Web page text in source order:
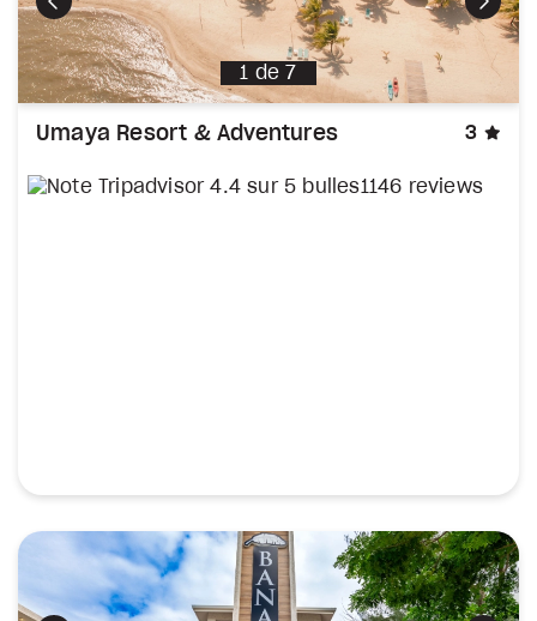
Précédent
1 de 7
Umaya Resort & Adventures 3
1146 reviews